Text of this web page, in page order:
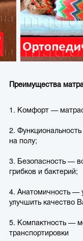
Преимущества
1. Комфорт —
2.
на полу;
3. Безопасность —
грибков и бактерий;
4. Анатомичность —
улучшить качество
5. Компактность —
транспортировки